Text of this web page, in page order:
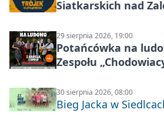
Siatkarskich nad
29 sierpnia 2026, 19:00
Potańcówka na
Zespołu
30 sierpnia 2026, 08:00
Bieg Jacka w